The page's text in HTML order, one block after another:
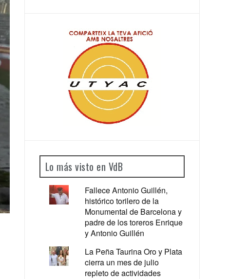
Lo más visto en VdB
Fallece Antonio Guillén,
histórico torilero de la
Monumental de Barcelona y
padre de los toreros Enrique
y Antonio Guillén
La Peña Taurina Oro y Plata
cierra un mes de julio
repleto de actividades